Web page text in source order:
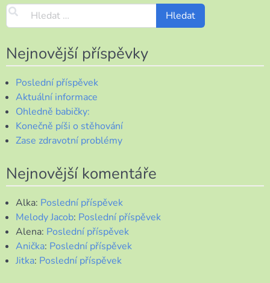
Nejnovější příspěvky
Poslední příspěvek
Aktuální informace
Ohledně babičky:
Konečně píši o stěhování
Zase zdravotní problémy
Nejnovější komentáře
Alka: Poslední příspěvek
Melody Jacob: Poslední příspěvek
Alena: Poslední příspěvek
Anička: Poslední příspěvek
Jitka: Poslední příspěvek